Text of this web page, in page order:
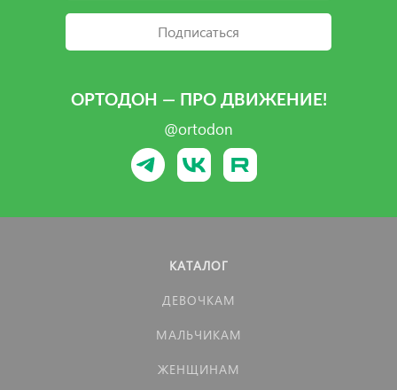
Подписаться
ОРТОДОН — ПРО ДВИЖЕНИЕ!
@ortodon
КАТАЛОГ
ДЕВОЧКАМ
МАЛЬЧИКАМ
ЖЕНЩИНАМ